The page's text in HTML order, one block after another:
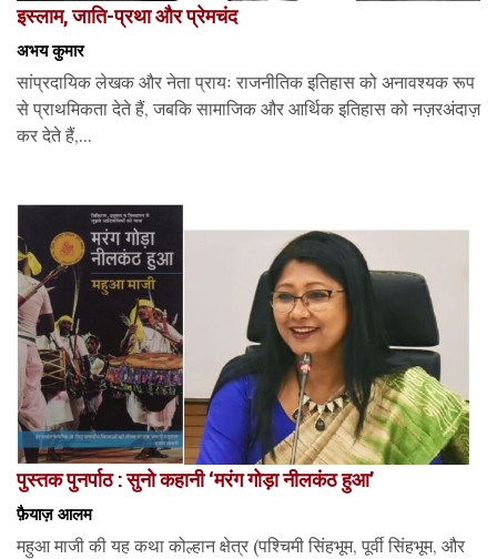
इस्लाम, जाति-प्रथा और प्रेमचंद
अभय कुमार
सांप्रदायिक लेखक और नेता प्रायः राजनीतिक इतिहास को अनावश्यक रूप
से प्राथमिकता देते हैं, जबकि सामाजिक और आर्थिक इतिहास को नज़रअंदाज़
कर देते हैं,...
पुस्तक पुनर्पाठ : सुनो कहानी ‘मरंग गोड़ा नीलकंठ हुआ’
फ़ैयाज़ आलम
महुआ माजी की यह कथा कोल्हान क्षेत्र (पश्चिमी सिंहभूम, पूर्वी सिंहभूम, और